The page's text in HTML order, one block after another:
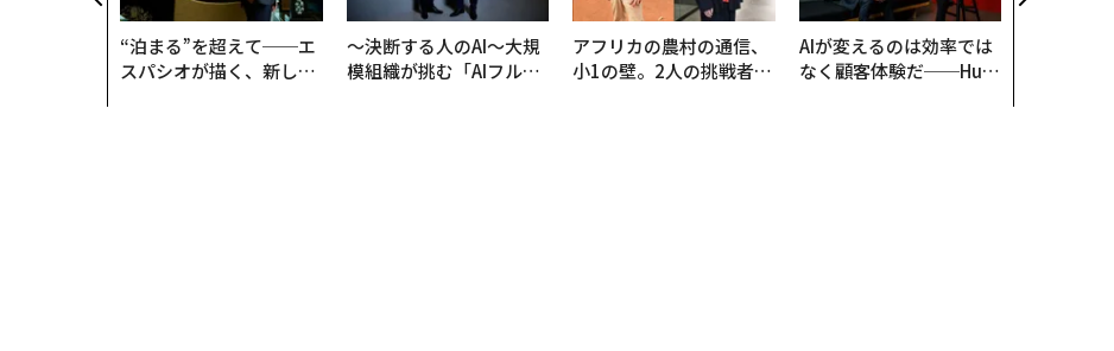
“泊まる”を超えて──エ
スパシオが描く、新しい
〜決断する人のAI〜大規
模組織が挑む「AIフル実
アフリカの農村の通信、
小1の壁。2人の挑戦者が
AIが変えるのは効率では
なく顧客体験だ──Hub